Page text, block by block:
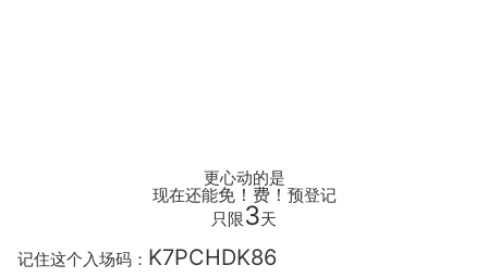
更心动的是
现在还能免！费！ 预登记
只限3天
记住这个入场码： K7PCHDK86